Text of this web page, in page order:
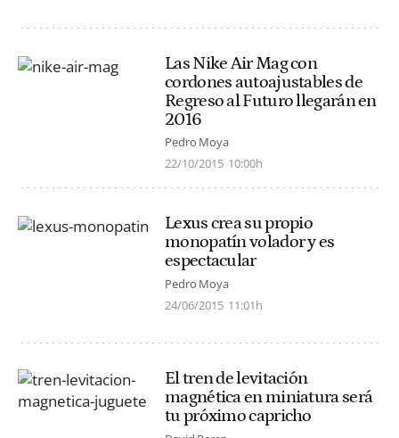
Las Nike Air Mag con
cordones autoajustables de
Regreso al Futuro llegarán en
2016
Pedro Moya
22/10/2015 10:00h
Lexus crea su propio
monopatín volador y es
espectacular
Pedro Moya
24/06/2015 11:01h
El tren de levitación
magnética en miniatura será
tu próximo capricho